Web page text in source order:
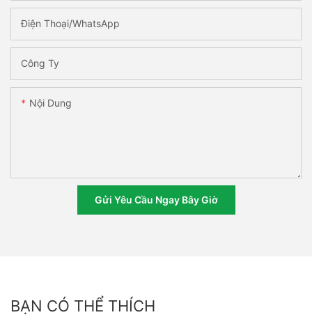
Điện Thoại/WhatsApp
Công Ty
Nội Dung
Gửi Yêu Cầu Ngay Bây Giờ
BẠN CÓ THỂ THÍCH